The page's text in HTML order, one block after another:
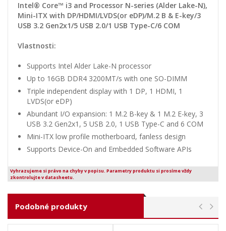
Intel® Core™ i3 and Processor N-series (Alder Lake-N),
Mini-ITX with DP/HDMI/LVDS(or eDP)/M.2 B & E-key/3
USB 3.2 Gen2x1/5 USB 2.0/1 USB Type-C/6 COM
Vlastnosti:
Supports Intel Alder Lake-N processor
Up to 16GB DDR4 3200MT/s with one SO-DIMM
Triple independent display with 1 DP, 1 HDMI, 1
LVDS(or eDP)
Abundant I/O expansion: 1 M.2 B-key & 1 M.2 E-key, 3
USB 3.2 Gen2x1, 5 USB 2.0, 1 USB Type-C and 6 COM
Mini-ITX low profile motherboard, fanless design
Supports Device-On and Embedded Software APIs
Vyhrazujeme si právo na chyby v popisu. Parametry produktu si prosíme vždy
zkontrolujte v datasheetu.
Podobné produkty